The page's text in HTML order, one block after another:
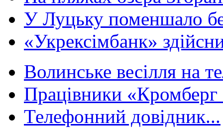
У Луцьку поменшало
«Укрексімбанк»
Волинське весілля на
Працівники
Телефонний довідник...